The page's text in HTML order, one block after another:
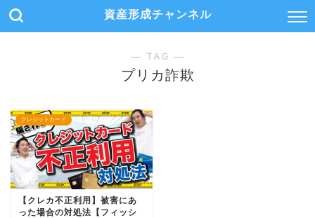
資産形成チャンネル
― TAG ―
プリカ詐欺
クレジットカード
【クレカ不正利用】被害にあ
った場合の対処法【フィッシ